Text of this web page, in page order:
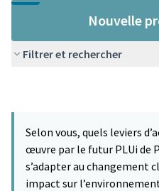
Nouvelle
Filtrer et rechercher
Selon vous, quels leviers
œuvre par le futur PLUi de
s’adapter au changement
impact sur